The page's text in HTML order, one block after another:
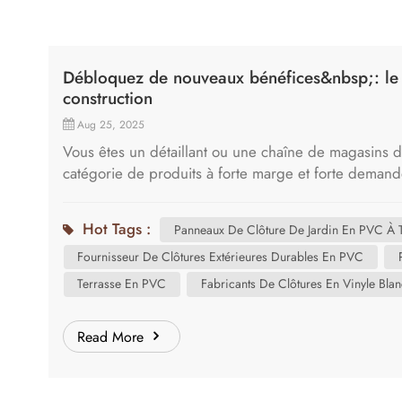
Débloquez de nouveaux bénéfices&nbsp;:
construction
Aug 25, 2025
Vous êtes un détaillant ou une chaîne de magasins
catégorie de produits à forte marge et forte
laminé. Shanghai Cove est l'un des principaux
stratégiques avec des fournisseurs de matériaux
et notre partenariat s'adaptent parfaitement à
seller Avant de parler de nous, parlons de vos
aucun des inconvénients. La durabilité : un produit
Faible entretien : une solution qui ne nécessite ni
Hot Tags :
Panneaux De Clôture De Jardin En PVC À
Fournisseur De Clôtures Extérieures Durables En PVC
Terrasse En PVC
Fabricants De Clôtures En Vinyle
Read More